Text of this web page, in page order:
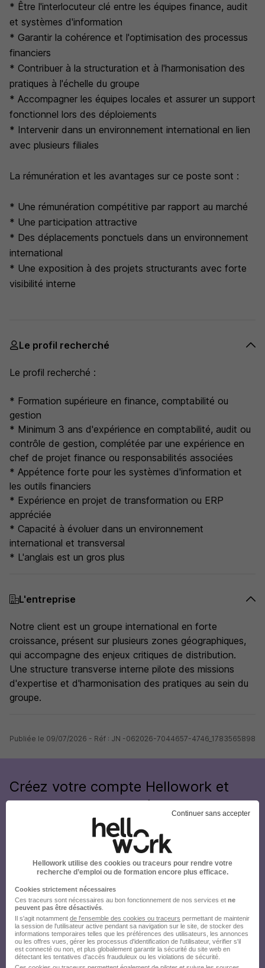
* Être l'interlocuteur clé entre les équipes finance, audit
et systèmes d'information
* Garantir la cohérence et l'optimisation des processus
financiers
* Contribuer à la structuration et à l'harmonisation des
pratiques à l'échelle du groupe
* Accompagner les équipes locales et assurer un support
fonctionnel lors des déploiements
* Intervenir dans un environnement international en lien
avec plusieurs filiales
La rémunération et les avantages sur ce poste sont :
* Une rémunération compétitive par rapport au marché
* Une participation attractive
* Des déplacements ponctuels dans un environnement
international
* Une exposition à des projets structurants avec forte
visibilité interne
Le profil recherché
Le profil recherché :
* Formation supérieure en finance, comptabilité ou
gestion
* Minimum 3 ans d'expérience en comptabilité, audit ou
contrôle de gestion, complétée par une expérience en
chef de projet finance ou responsabilités associées
* Appétence forte pour les systèmes d'information et
les outils financiers
* Expérience en projet de transformation ou ERP
appréciée
* Capacité à évoluer dans un environnement
international et transversal
* L'anglais est un gros plus
L'entreprise
Notre client est un groupe international en forte
croissance, présent sur plusieurs zones géographiques,
qui accompagne des enjeux critiques de distribution.
Une structure transverse interne pilote des missions
d'expertise et d'harmonisation des pratiques au sein du
groupe.
Publiée le 09/07/2026 - Réf : JN -062026-7044657-4746_1783565898
Créez votre compte Hellowork et
envoyez votre candidature !Continuer sans accepter
Hellowork utilise des cookies ou traceurs pour rendre votre
recherche d’emploi ou de formation encore plus efficace.
Cookies strictement nécessaires
Ces traceurs sont nécessaires au bon fonctionnement de nos services et ne
peuvent pas être désactivés
Il s'agit notamment de l'ensemble des cookies ou traceurs permettant de maintenir
la session de l'utilisateur active pendant sa navigation sur le site, de stocker des
informations temporaires telles que les préférences des utilisateurs, les annonces
ou les offres vues, gérer les processus d'identification de l'utilisateur, vérifier s'il
est connecté ou non, et plus globalement garantir la sécurité du site web en
détectant les tentatives d'accès frauduleux ou les violations de sécurité.